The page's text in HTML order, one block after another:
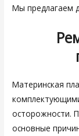
Мы предлагаем
Материнская
осторожности.
основные